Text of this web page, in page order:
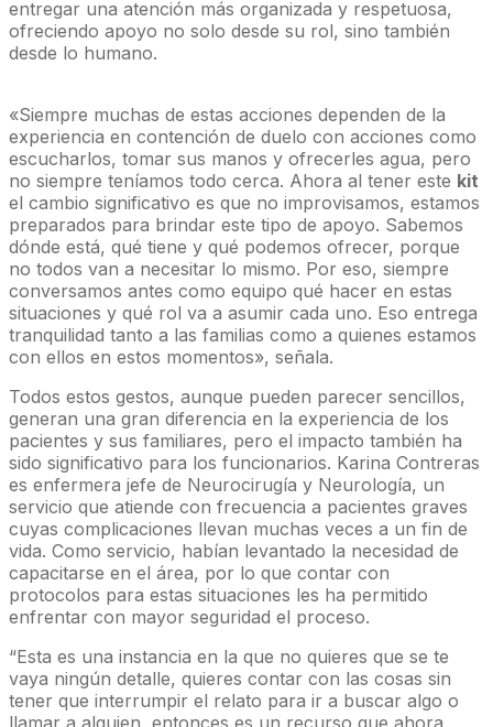
entregar una atención más organizada y respetuosa,
ofreciendo apoyo no solo desde su rol, sino también
desde lo humano.
«Siempre muchas de estas acciones dependen de la
experiencia en contención de duelo con acciones como
escucharlos, tomar sus manos y ofrecerles agua, pero
no siempre teníamos todo cerca. Ahora al tener este kit
el cambio significativo es que no improvisamos, estamos
preparados para brindar este tipo de apoyo. Sabemos
dónde está, qué tiene y qué podemos ofrecer, porque
no todos van a necesitar lo mismo. Por eso, siempre
conversamos antes como equipo qué hacer en estas
situaciones y qué rol va a asumir cada uno. Eso entrega
tranquilidad tanto a las familias como a quienes estamos
con ellos en estos momentos», señala.
Todos estos gestos, aunque pueden parecer sencillos,
generan una gran diferencia en la experiencia de los
pacientes y sus familiares, pero el impacto también ha
sido significativo para los funcionarios. Karina Contreras
es enfermera jefe de Neurocirugía y Neurología, un
servicio que atiende con frecuencia a pacientes graves
cuyas complicaciones llevan muchas veces a un fin de
vida. Como servicio, habían levantado la necesidad de
capacitarse en el área, por lo que contar con
protocolos para estas situaciones les ha permitido
enfrentar con mayor seguridad el proceso.
“Esta es una instancia en la que no quieres que se te
vaya ningún detalle, quieres contar con las cosas sin
tener que interrumpir el relato para ir a buscar algo o
llamar a alguien, entonces es un recurso que ahora